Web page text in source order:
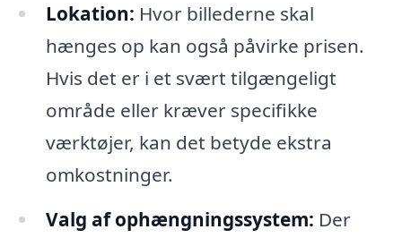
Lokation: Hvor billederne skal
hænges op kan også påvirke prisen.
Hvis det er i et svært tilgængeligt
område eller kræver specifikke
værktøjer, kan det betyde ekstra
omkostninger.
Valg af ophængningssystem: Der